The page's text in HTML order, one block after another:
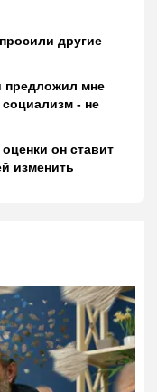
другие
предложил мне
- не
он ставит
изменить